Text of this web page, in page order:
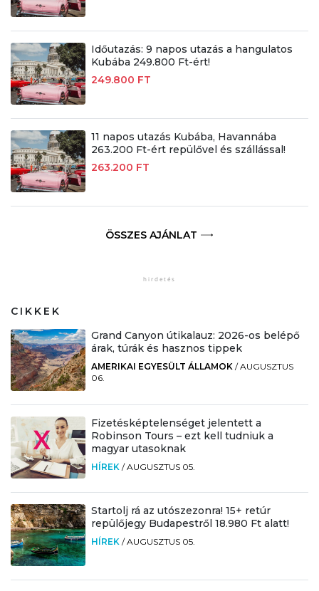
Időutazás: 9 napos utazás a hangulatos
Kubába 249.800 Ft-ért!
249.800 FT
11 napos utazás Kubába, Havannába
263.200 Ft-ért repülővel és szállással!
263.200 FT
ÖSSZES AJÁNLAT
CIKKEK
Grand Canyon útikalauz: 2026-os belépő
árak, túrák és hasznos tippek
AMERIKAI EGYESÜLT ÁLLAMOK /AUGUSZTUS
06.
Fizetésképtelenséget jelentett a
Robinson Tours – ezt kell tudniuk a
magyar utasoknak
HÍREK /AUGUSZTUS 05.
Startolj rá az utószezonra! 15+ retúr
repülőjegy Budapestről 18.980 Ft alatt!
HÍREK /AUGUSZTUS 05.